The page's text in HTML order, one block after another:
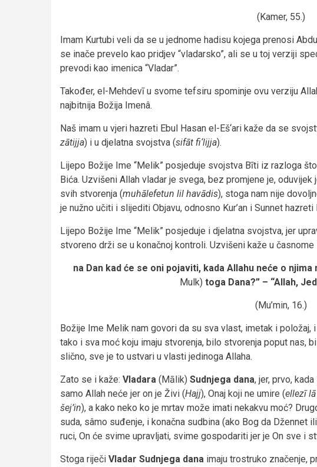
(Kamer, 55.)
Imam Kurtubi veli da se u jednome hadisu kojega prenosi
se inače prevelo kao pridjev “vladarsko”, ali se u toj verziji
prevodi kao imenica “Vladar”.
Također, el-Mehdevī u svome tefsiru spominje ovu verziju
najbitnija Božija Imenâ.
Naš imam u vjeri hazreti Ebul Hasan el-Eš‘ari kaže da se
zātijja) i u djelatna svojstva (sifāt fi‘lijja).
Lijepo Božije Ime “Melik” posjeduje svojstva Bīti iz razloga
Bića. Uzvišeni Allah vladar je svega, bez promjene je, oduvijek
svih stvorenja (muhālefetun lil havādis), stoga nam nije
je nužno učiti i slijediti Objavu, odnosno Kur’an i Sunnet
Lijepo Božije Ime “Melik” posjeduje i djelatna svojstva, jer
stvoreno drži se u konačnoj kontroli. Uzvišeni kaže u časnome
na Dan kad će se oni pojaviti, kada Allahu neće o
Mulk)toga Dana?” – “Allah,
(Mu’min, 16.)
Božije Ime Melik nam govori da su sva vlast, imetak i položaj,
tako i sva moć koju imaju stvorenja, bilo stvorenja poput nas,
slično, sve je to ustvari u vlasti jedinoga Allaha.
Zato se i kaže: Vladara (Mālik) Sudnjega dana, jer, prvo,
samo Allah neće jer on je Živi (Hajj), Onaj koji ne umire (ellezī
šej’in), a kako neko ko je mrtav može imati nekakvu moć?
suda, sâmo suđenje, i konačna sudbina (ako Bog da Džennet
ruci, On će svime upravljati, svime gospodariti jer je On sve i
Stoga riječi Vladar Sudnjega dana imaju trostruko značenje,